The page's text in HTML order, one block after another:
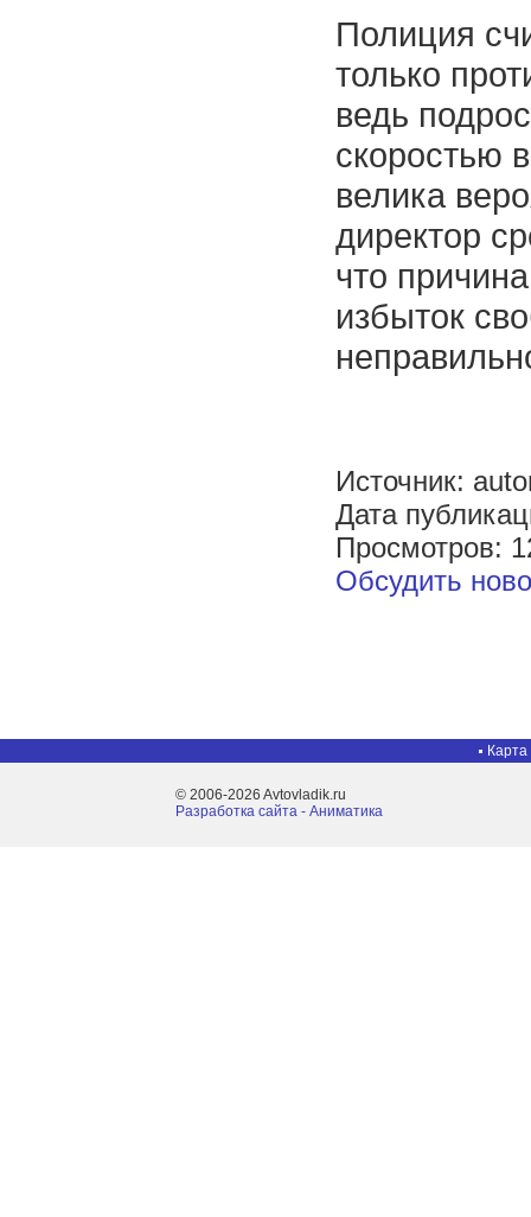
Полиция
только
ведь
скоростью
велика
директор
что
избыток
Источник:
Дата
Просмотров:
Обсудить
Карта
© 2006-2026 Avtovladik.ru
Разработка сайта - Aниматика